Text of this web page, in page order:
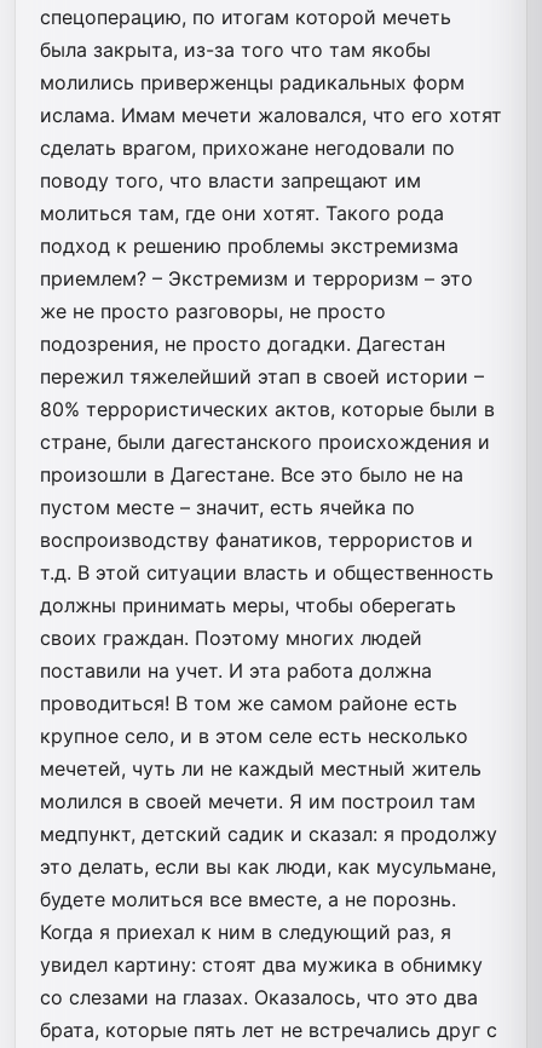
спецоперацию, по итогам которой мечеть
была закрыта, из-за того что там якобы
молились приверженцы радикальных форм
ислама. Имам мечети жаловался, что его хотят
сделать врагом, прихожане негодовали по
поводу того, что власти запрещают им
молиться там, где они хотят. Такого рода
подход к решению проблемы экстремизма
приемлем? – Экстремизм и терроризм – это
же не просто разговоры, не просто
подозрения, не просто догадки. Дагестан
пережил тяжелейший этап в своей истории –
80% террористических актов, которые были в
стране, были дагестанского происхождения и
произошли в Дагестане. Все это было не на
пустом месте – значит, есть ячейка по
воспроизводству фанатиков, террористов и
т.д. В этой ситуации власть и общественность
должны принимать меры, чтобы оберегать
своих граждан. Поэтому многих людей
поставили на учет. И эта работа должна
проводиться! В том же самом районе есть
крупное село, и в этом селе есть несколько
мечетей, чуть ли не каждый местный житель
молился в своей мечети. Я им построил там
медпункт, детский садик и сказал: я продолжу
это делать, если вы как люди, как мусульмане,
будете молиться все вместе, а не порознь.
Когда я приехал к ним в следующий раз, я
увидел картину: стоят два мужика в обнимку
со слезами на глазах. Оказалось, что это два
брата, которые пять лет не встречались друг с